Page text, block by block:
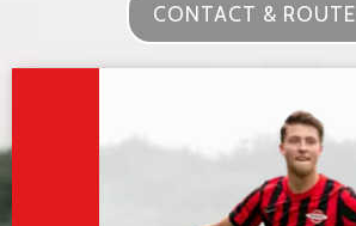
CONTACT & ROUTE